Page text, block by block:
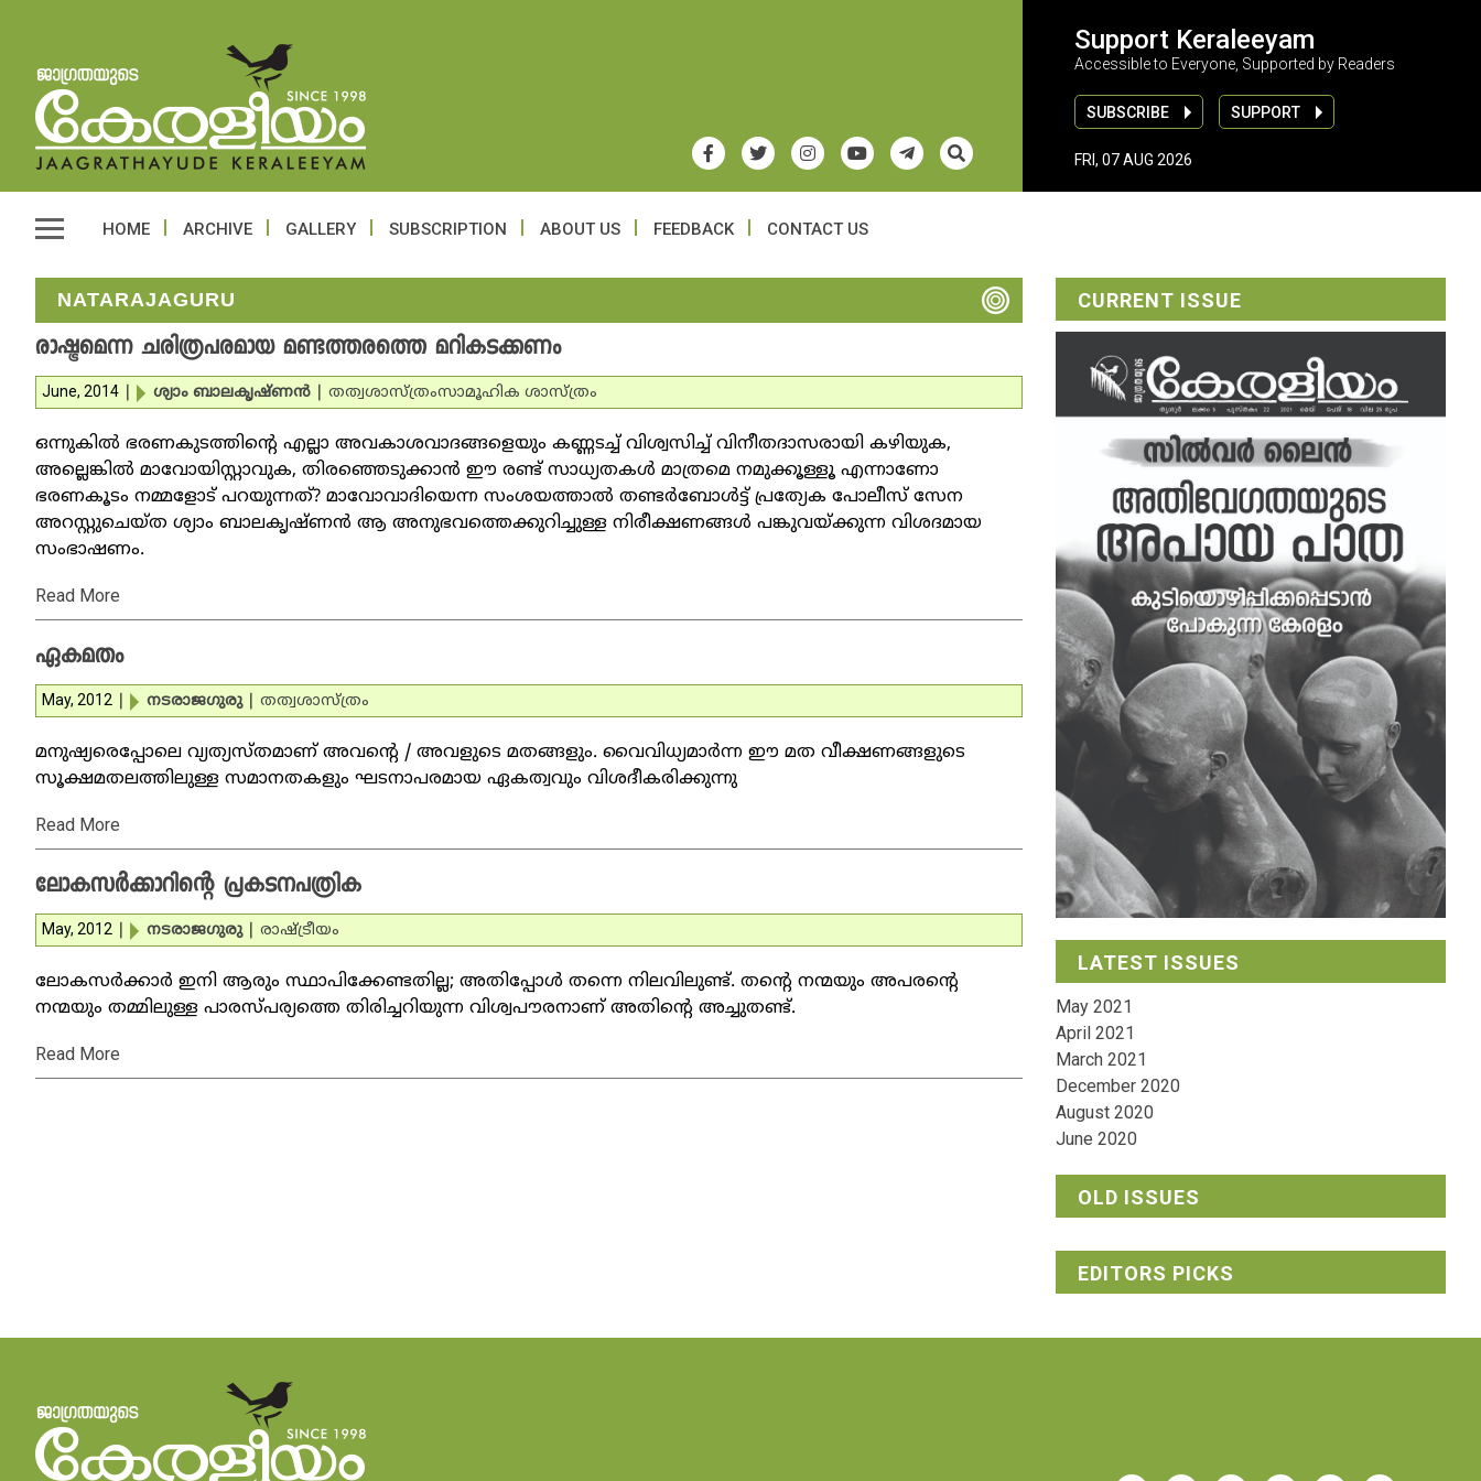
Support Keraleeyam
Accessible to Everyone, Supported by Readers
SUBSCRIBE SUPPORT
FRI, 07 AUG 2026
HOME ARCHIVE GALLERY SUBSCRIPTION ABOUT US FEEDBACK CONTACT US
NATARAJAGURU
രാഷ്ട്രമെന്ന ചരിത്രപരമായ മണ്ടത്തരത്തെ മറികടക്കണം
June, 2014 ശ്യാം ബാലകൃഷ്ണന്‍ തത്വശാസ്ത്രംസാമൂഹിക ശാസ്ത്രം
ഒന്നുകില്‍ ഭരണകുടത്തിന്റെ എല്ലാ അവകാശവാദങ്ങളെയും കണ്ണടച്ച് വിശ്വസിച്ച് വിനീതദാസരായി കഴിയുക,
അല്ലെങ്കില്‍ മാവോയിസ്റ്റാവുക, തിരഞ്ഞെടുക്കാന്‍ ഈ രണ്ട് സാധ്യതകള്‍ മാത്രമെ നമുക്കൂള്ളൂ എന്നാണോ
ഭരണകൂടം നമ്മളോട് പറയുന്നത്? മാവോവാദിയെന്ന സംശയത്താല്‍ തണ്ടര്‍ബോള്‍ട്ട് പ്രത്യേക പോലീസ് സേന
അറസ്റ്റുചെയ്ത ശ്യാം ബാലകൃഷ്ണന്‍ ആ അനുഭവത്തെക്കുറിച്ചുള്ള നിരീക്ഷണങ്ങള്‍ പങ്കുവയ്ക്കുന്ന വിശദമായ
സംഭാഷണം.
Read More
ഏകമതം
May, 2012 നടരാജഗുരു തത്വശാസ്ത്രം
മനുഷ്യരെപ്പോലെ വ്യത്യസ്തമാണ് അവന്റെ / അവളുടെ മതങ്ങളും. വൈവിധ്യമാര്‍ന്ന ഈ മത വീക്ഷണങ്ങളുടെ
സൂക്ഷമതലത്തിലുള്ള സമാനതകളും ഘടനാപരമായ ഏകത്വവും വിശദീകരിക്കുന്നു
Read More
ലോകസര്‍ക്കാറിന്റെ പ്രകടനപത്രിക
May, 2012 നടരാജഗുരു രാഷ്ട്രീയം
ലോകസര്‍ക്കാര്‍ ഇനി ആരും സ്ഥാപിക്കേണ്ടതില്ല; അതിപ്പോള്‍ തന്നെ നിലവിലുണ്ട്. തന്റെ നന്മയും അപരന്റെ
നന്മയും തമ്മിലുള്ള പാരസ്പര്യത്തെ തിരിച്ചറിയുന്ന വിശ്വപൗരനാണ് അതിന്റെ അച്ചുതണ്ട്.
Read More
CURRENT ISSUE
LATEST ISSUES
May 2021
April 2021
March 2021
December 2020
August 2020
June 2020
OLD ISSUES
EDITORS PICKS